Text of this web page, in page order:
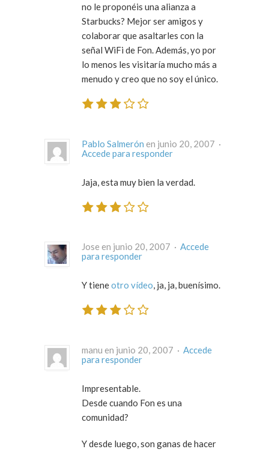
no le proponéis una alianza a
Starbucks? Mejor ser amigos y
colaborar que asaltarles con la
señal WiFi de Fon. Además, yo por
lo menos les visitaría mucho más a
menudo y creo que no soy el único.
Pablo Salmerón
en junio 20, 2007 ·
Accede para responder
Jaja, esta muy bien la verdad.
Jose en junio 20, 2007 · Accede
para responder
Y tieneotro vídeo, ja, ja, buenísimo.
manu en junio 20, 2007 · Accede
para responder
Impresentable.
Desde cuando Fon es una
comunidad?
Y desde luego, son ganas de hacer